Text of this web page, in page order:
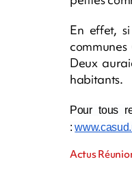
En effet,
Deux
habitants.
Pour tous
:
Actus